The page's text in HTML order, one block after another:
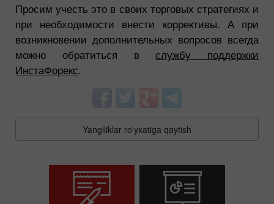
Просим учесть это в своих торговых стратегиях и
при необходимости внести коррективы. А при
возникновении дополнительных вопросов всегда
можно обратиться вслужбу поддержки
ИнстаФорекс.
Yangiliklar ro'yxatiga qaytish